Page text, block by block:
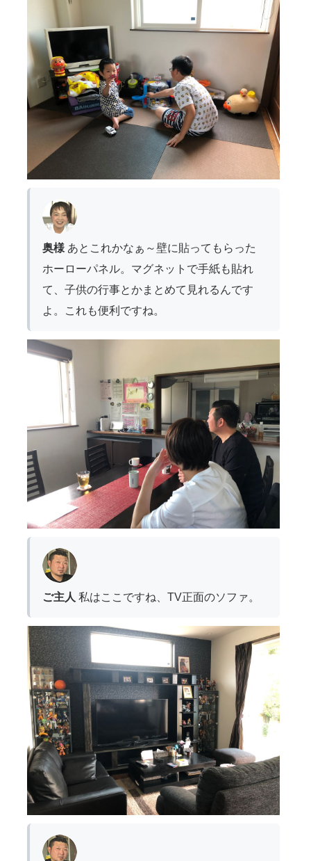
奥様 あとこれかなぁ～壁に貼ってもらった
ホーローパネル。マグネットで手紙も貼れ
て、子供の行事とかまとめて見れるんです
よ。これも便利ですね。
ご主人私はここですね、TV正面のソファ。